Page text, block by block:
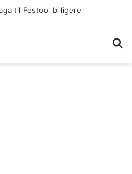
til Festool billigere